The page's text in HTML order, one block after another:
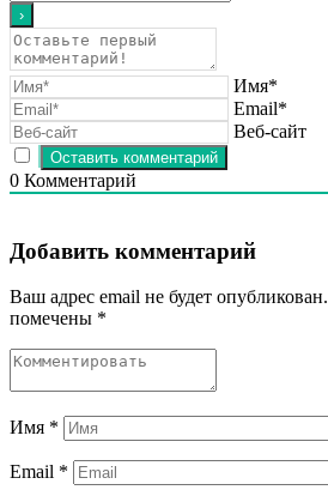
Имя*
Email*
Веб-сайт
0 Комментарий
Добавить комментарий
Ваш адрес email не будет опубликован.
помечены *
Имя *
Email *